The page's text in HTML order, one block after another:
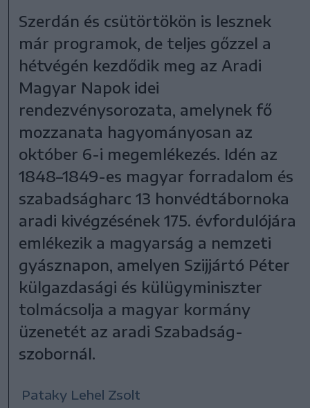
Szerdán és csütörtökön is lesznek
már programok, de teljes gőzzel a
hétvégén kezdődik meg az Aradi
Magyar Napok idei
rendezvénysorozata, amelynek fő
mozzanata hagyományosan az
október 6-i megemlékezés. Idén az
1848–1849-es magyar forradalom és
szabadságharc 13 honvédtábornoka
aradi kivégzésének 175. évfordulójára
emlékezik a magyarság a nemzeti
gyásznapon, amelyen Szijjártó Péter
külgazdasági és külügyminiszter
tolmácsolja a magyar kormány
üzenetét az aradi Szabadság-
szobornál.
Pataky Lehel Zsolt